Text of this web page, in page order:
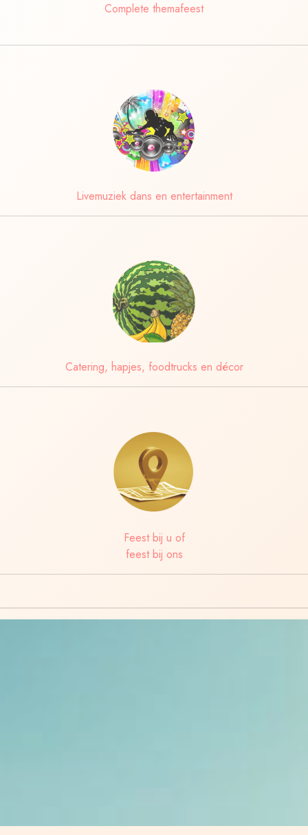
Complete themafeest
Livemuziek dans en entertainment
Catering, hapjes, foodtrucks en décor
Feest bij u of
feest bij ons